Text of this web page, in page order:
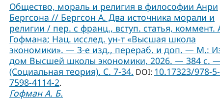
Общество, мораль и религия в философии Анри
Бергсона // Бергсон А. Два источника морали и
религии / пер. с франц., вступ. статья, коммент.
Гофмана; Нац. исслед. ун-т «Высшая школа
экономики». — 3-е изд., перераб. и доп. — М.:
дом Высшей школы экономики, 2026. — 384 с.
(Социальная теория). C. 7-34. DOI: 10.17323/978-5-
7598-4114-2.
Гофман А. Б.